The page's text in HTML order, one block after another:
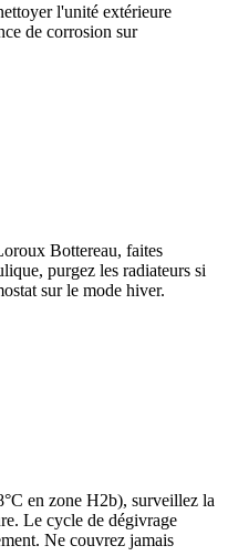
l'unité extérieure
de corrosion sur
Bottereau, faites
purgez les radiateurs si
sur le mode hiver.
en zone H2b), surveillez la
Le cycle de dégivrage
Ne couvrez jamais